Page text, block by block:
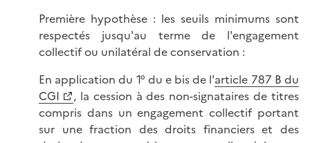
Première hypothèse : les seuils minimums sont
respectés jusqu'au terme de l'engagement
collectif ou unilatéral de conservation :
En application du 1° du e bis de l'article 787 B du
CGI
, la cession à des non-signataires de titres
compris dans un engagement collectif portant
sur une fraction des droits financiers et des